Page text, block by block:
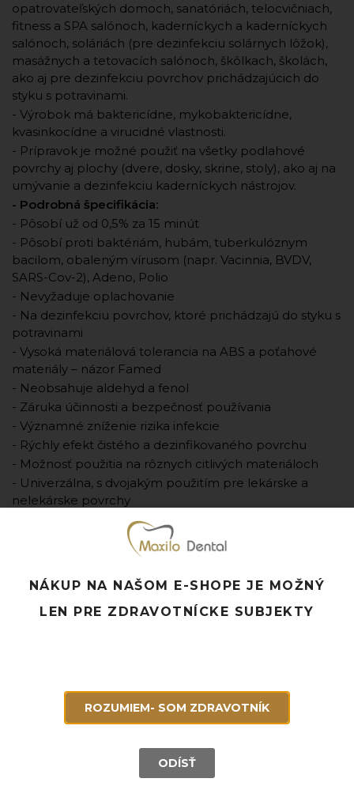
opatrovateľských domoch, sanatóriách, telocvičniach,
fitness a SPA salónoch, kaderníckych a kaderníckych
salónoch, soláriách (pre dezinfekciu solárnych lôžok),
masážnych a tetovacích salónoch, škôlkach, školách,
ako aj pre dezinfekciu povrchov prichádzajúcich do
styku s potravinami.
- Výrobok má baktericídne, mykobaktericídne,
kvasinkocídne a virucidné vlastnosti.
- Prípravok je možné použiť na všetky podlahové
povrchy aj plochy (dvere, dosky, skrine, stoly), ako aj na
umývanie a dezinfekciu kaderníckych nástrojov.
- Podrobná špecifikácia:
- Pôsobí už od 0,5% za 15 minút
- Pôsobí proti baktériám, hubám, tuberkulóznym
bacilom, obaleným vírusom (napr. Vacinnia, BVDV,
SARS-Cov-2), Adeno, Polio
- Nevyžaduje oplachovanie
- Na dezinfekciu povrchov, ktoré prichádzajú do styku s
potravinami
- Vysoká materiálová tolerancia na ABS a poťahové
materiály – názor Famed
- Neobsahuje aldehyd a fenol
- Záruka účinnosti a bezpečnosť používania
- Významné zníženie rizika infekcie
- Rýchly efekt čistého a dezinfikovaného povrchu
- Možnosť použitia na rôznych citlivých materiáloch
- Univerzálna, s dvojakým použitím pre lekárske a
nelekárske povrchy
- Ekonomicky účinný
- Rýchla a pohodlná príprava roztoku
Obsah účinných látok v 100 g prípravku:3,76 g N-(3-
aminopropyl)-N-dodecylpropán-1,3-diamín (CAS: 2372-
82-9), 3,39 g Poly(oxy-1 ,2-etanediyl),.alfa.-[2-
Pridať k obľúbeným
Doprava ZADARMO pri objednávke nad 120 EUR
Rýchle doručenie a možnosť osobného odberu
NÁKUP NA NAŠOM E-SHOPE JE MOŽNÝ
LEN PRE ZDRAVOTNÍCKE SUBJEKTY
ROZUMIEM- SOM ZDRAVOTNÍK
ODÍSŤ